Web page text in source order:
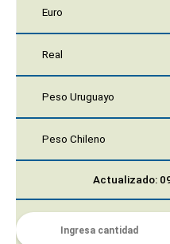
Euro
Real
Peso Uruguayo
Peso Chileno
Actualizado: